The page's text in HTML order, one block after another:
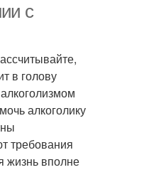
с
в голову
алкоголику
требования
жизнь вполне